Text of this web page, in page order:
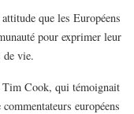
que les Européens
pour exprimer leur
de vie.
Tim Cook, qui témoignait
européens